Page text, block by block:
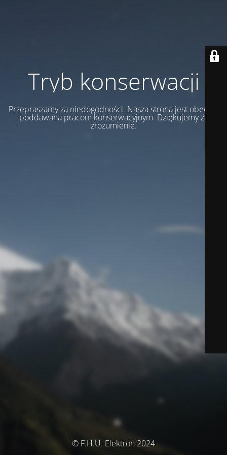
Tryb konserwacji
Przepraszamy za niedogodności. Nasza strona jest obecnie
poddawana pracom konserwacyjnym. Dziękujemy za
zrozumienie.
© F.H.U. Elektron 2024